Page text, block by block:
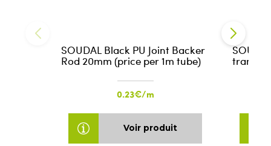
SOUDAL Black PU Joint Backer
Rod 20mm (price per 1m tube)
0.23€/m
Voir produit